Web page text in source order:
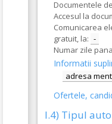
Documentele
Accesul la
Comunicarea
gratuit, la: -
Numar zile
Informatii
adresa
Ofertele,
I.4) Tipul